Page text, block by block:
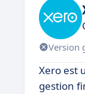
Version
Xero est
gestion